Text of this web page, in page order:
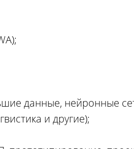
данные, нейронные
и другие);